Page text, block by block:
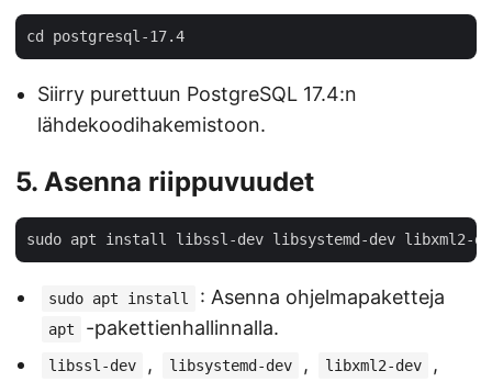
Siirry purettuun PostgreSQL 17.4:n
lähdekoodihakemistoon.
5. Asenna riippuvuudet
sudo apt install : Asenna ohjelmapaketteja
apt -pakettienhallinnalla.
libssl-dev , libsystemd-dev , libxml2-dev ,